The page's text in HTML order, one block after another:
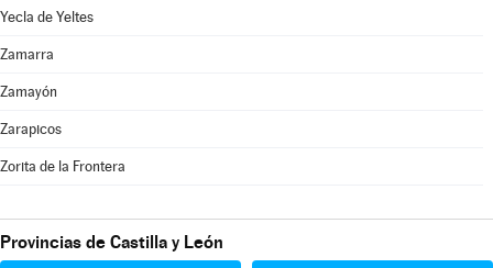
Yecla de Yeltes
Zamarra
Zamayón
Zarapicos
Zorita de la Frontera
Provincias de Castilla y León